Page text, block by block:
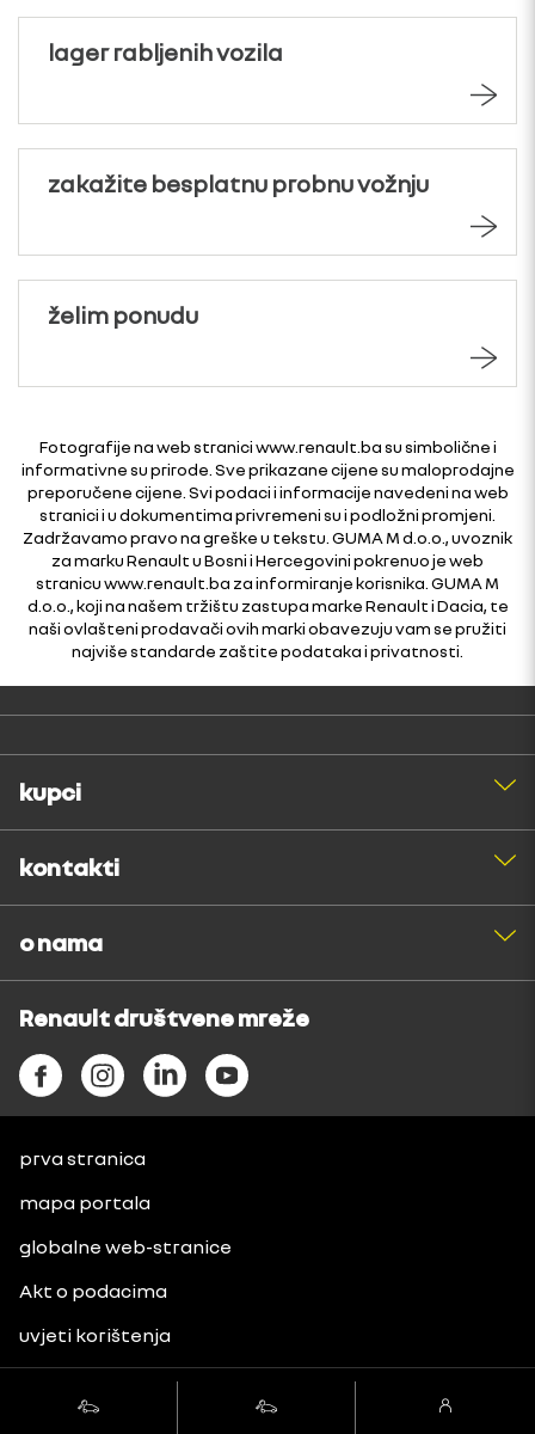
lager rabljenih vozila
zakažite besplatnu probnu vožnju
želim ponudu
Fotografije na web stranici www.renault.ba su simbolične i
informativne su prirode. Sve prikazane cijene su maloprodajne
preporučene cijene. Svi podaci i informacije navedeni na web
stranici i u dokumentima privremeni su i podložni promjeni.
Zadržavamo pravo na greške u tekstu. GUMA M d.o.o., uvoznik
za marku Renault u Bosni i Hercegovini pokrenuo je web
stranicu www.renault.ba za informiranje korisnika. GUMA M
d.o.o., koji na našem tržištu zastupa marke Renault i Dacia, te
naši ovlašteni prodavači ovih marki obavezuju vam se pružiti
najviše standarde zaštite podataka i privatnosti.